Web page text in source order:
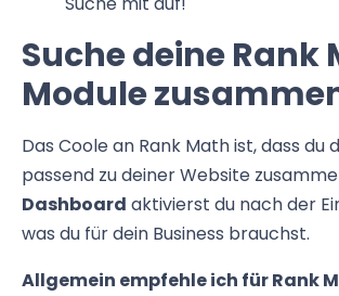
Suche deine Rank
Module
Das Coole an Rank Math ist, dass du
passend zu deiner Website
Dashboard aktivierst du nach der
was du für dein Business brauchst.
Allgemein empfehle ich für Rank